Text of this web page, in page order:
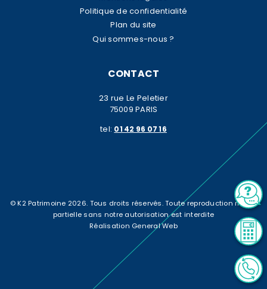
Politique de confidentialité
Plan du site
Qui sommes-nous ?
CONTACT
23 rue Le Peletier
75009 PARIS
tel: 01 42 96 07 16
© K2 Patrimoine 2026. Tous droits réservés. Toute reproduction même
partielle sans notre autorisation est interdite
Réalisation General Web